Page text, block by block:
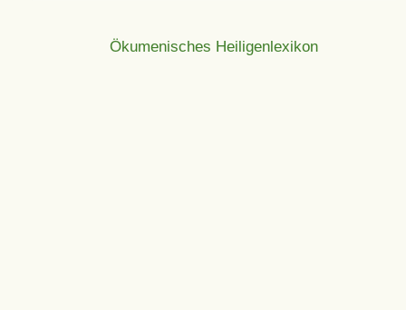
Ökumenisches Heiligenlexikon